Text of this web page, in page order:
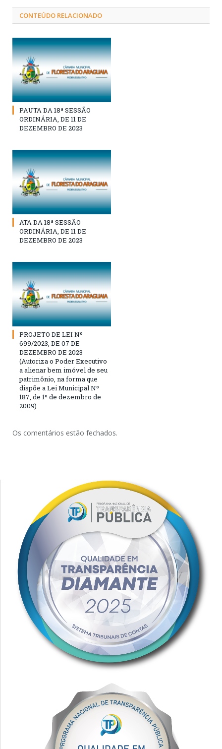
CONTEÚDO RELACIONADO
PAUTA DA 18ª SESSÃO
ORDINÁRIA, DE 11 DE
DEZEMBRO DE 2023
ATA DA 18ª SESSÃO
ORDINÁRIA, DE 11 DE
DEZEMBRO DE 2023
PROJETO DE LEI Nº
699/2023, DE 07 DE
DEZEMBRO DE 2023
(Autoriza o Poder Executivo
a alienar bem imóvel de seu
patrimônio, na forma que
dispõe a Lei Municipal Nº
187, de 1º de dezembro de
2009)
Os comentários estão fechados.